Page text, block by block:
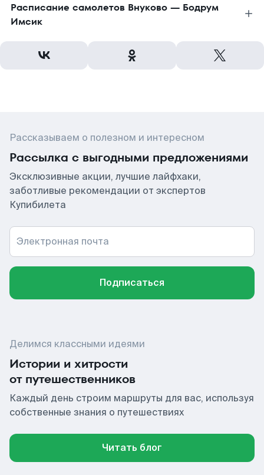
Расписание самолетов Внуково — Бодрум
Имсик
Рассказываем о полезном и интересном
Рассылка с выгодными предложениями
Эксклюзивные акции, лучшие лайфхаки,
заботливые рекомендации от экспертов
Купибилета
Электронная почта
Подписаться
Делимся классными идеями
Истории и хитрости
от путешественников
Каждый день строим маршруты для вас, используя
собственные знания о путешествиях
Читать блог